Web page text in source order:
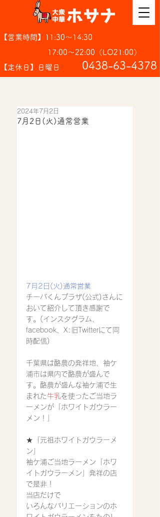
【営業時間】11:30～14:30
17:00～22:00（LO21:00）
【定休日】日曜日
​0438-63-4378
7月2日(火)通常営業
2024年7月2日
7月2日(火)通常営業
チーバくんプラザ(公式)さんに
おいて紹介して頂き感謝で
す。(インスタグラム、
facebook、X:旧Twitterにて同
時配信)
千葉県は酪農の発祥地、袖ケ
浦市は県内で酪農が盛んで
す。酪農が盛んな袖ケ浦で生
まれた牛乳を使ったご当地ラ
ーメンが「ホワイトガウラー
メン！」
★「元祖ホワイトガウラーメ
ン」
袖ケ浦ご当地ラーメン「ホワ
イトガウラーメン」発祥の店
で是非！
当店だけで
いろんなバリエーションのホ